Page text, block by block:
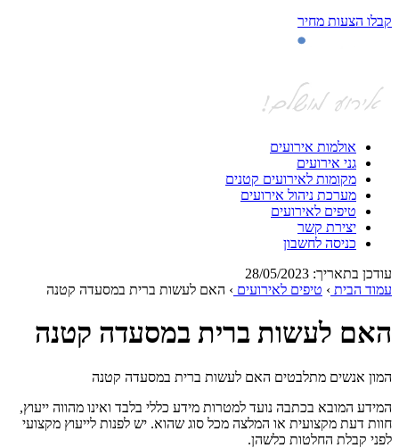
הצעות מחיר
אולמות אירועים
גני אירועים
מקומות לאירועים קטנים
מערכת ניהול אירועים
טיפים לאירועים
יצירת קשר
כניסה לחשבון
בתאריך: 28/05/2023
הבית› טיפים לאירועים› האם לעשות ברית במסעדה קטנה
לעשות ברית במסעדה קטנה
אנשים מתלבטים האם לעשות ברית במסעדה קטנה
המובא בכתבה נועד למטרות מידע כללי בלבד ואינו מהווה ייעוץ,
דעת מקצועית או המלצה מכל סוג שהוא. יש לפנות לייעוץ מקצועי
קבלת החלטות כלשהן.